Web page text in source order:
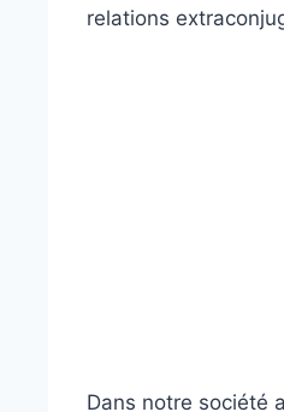
relations
Dans notre société